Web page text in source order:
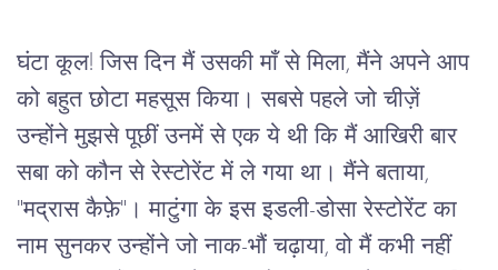
घंटा कूल! जिस दिन मैं उसकी माँ से मिला, मैंने अपने आप
को बहुत छोटा महसूस किया। सबसे पहले जो चीज़ें
उन्होंने मुझसे पूछीं उनमें से एक ये थी कि मैं आखिरी बार
सबा को कौन से रेस्टोरेंट में ले गया था। मैंने बताया,
"मद्रास कैफ़े" । माटुंगा के इस इडली-डोसा रेस्टोरेंट का
नाम सुनकर उन्होंने जो नाक-भौं चढ़ाया, वो मैं कभी नहीं